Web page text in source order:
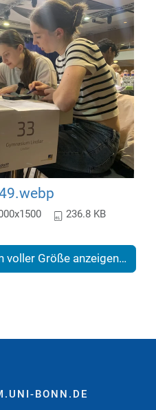
236.8 KB
voller Größe anzeigen…
BONN.DE